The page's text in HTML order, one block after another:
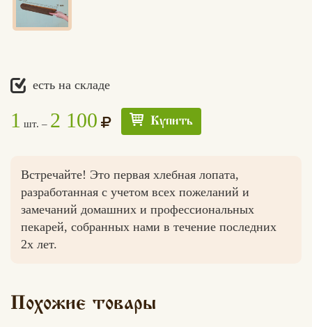
Вконтакте
Max
есть на складе
1 шт. – 2 100 Купить
Встречайте! Это первая хлебная лопата,
разработанная с учетом всех пожеланий и
замечаний домашних и профессиональных
пекарей, собранных нами в течение последних
2х лет.
Похожие товары